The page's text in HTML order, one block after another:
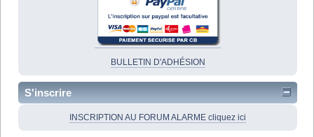
BULLETIN D'ADHÉSION
S'inscrire
INSCRIPTION AU FORUM ALARME cliquez ici